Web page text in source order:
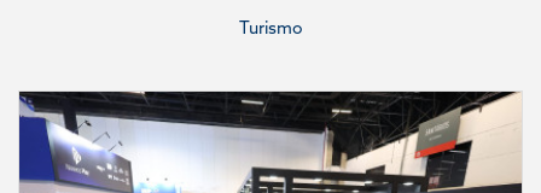
Turismo